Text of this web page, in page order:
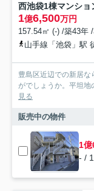
西池袋1棟マンショ
1億6,500万円
157.54㎡ (-) /築43年
山手線「池袋」駅
豊島区近辺での新居
がでしょうか。平坦地
見る
販売中の物件
1
- /